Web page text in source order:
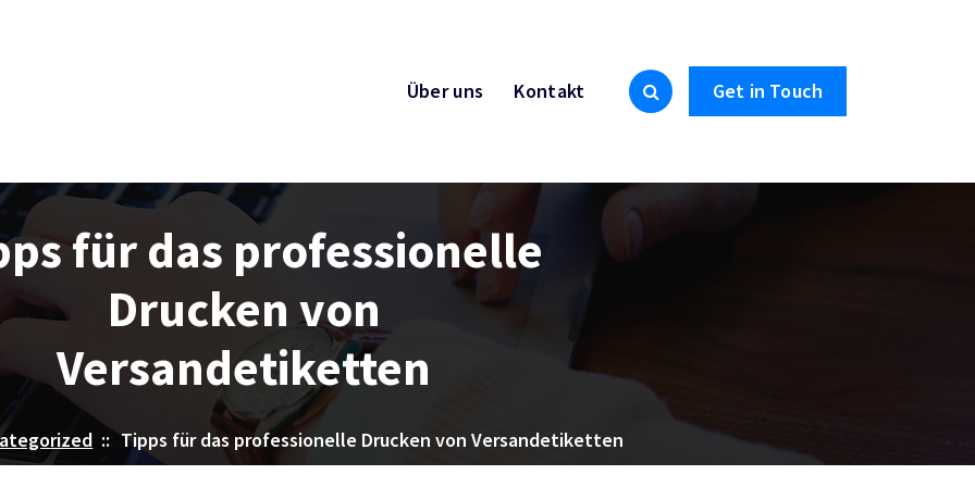
Über uns Kontakt Get in Touch
für das professionelle
Drucken von
Versandetiketten
:: Tipps für das professionelle Drucken von Versandetiketten